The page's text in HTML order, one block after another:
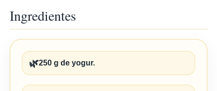
Ingredientes
🌿250 g de yogur.